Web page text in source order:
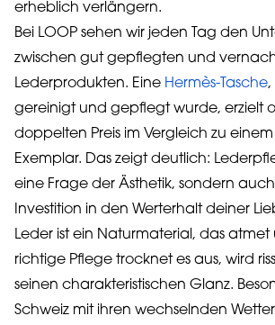
erheblich verlängern.
Bei LOOP sehen wir jeden Tag den
zwischen gut gepflegten und
Lederprodukten. Eine Hermès-Tasche,
gereinigt und gepflegt wurde, erzielt
doppelten Preis im Vergleich zu
Exemplar. Das zeigt deutlich:
eine Frage der Ästhetik, sondern
Investition in den Werterhalt deiner
Leder ist ein Naturmaterial, das
richtige Pflege trocknet es aus, wird
seinen charakteristischen Glanz.
Schweiz mit ihren wechselnden